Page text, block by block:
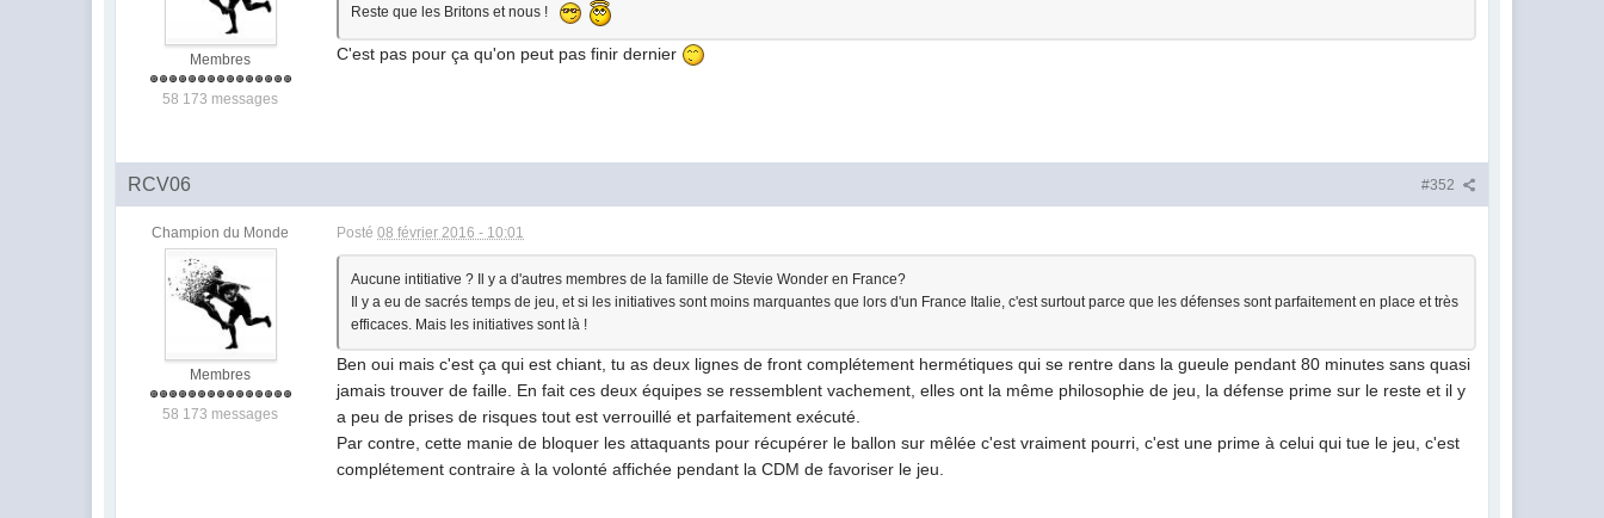
Membres
58 173 messages
Reste que les Britons et nous !
C'est pas pour ça qu'on peut pas finir dernier
#352
RCV06
Champion du Monde
Membres
58 173 messages
Posté08 février 2016 - 10:01
Aucune intitiative ? Il y a d'autres membres de la famille de Stevie Wonder en France?
Il y a eu de sacrés temps de jeu, et si les initiatives sont moins marquantes que lors d'un France Italie, c'est surtout parce que les défenses sont parfaitement en place et très
efficaces. Mais les initiatives sont là !
Ben oui mais c'est ça qui est chiant, tu as deux lignes de front complétement hermétiques qui se rentre dans la gueule pendant 80 minutes sans quasi
jamais trouver de faille. En fait ces deux équipes se ressemblent vachement, elles ont la même philosophie de jeu, la défense prime sur le reste et il y
a peu de prises de risques tout est verrouillé et parfaitement exécuté.
Par contre, cette manie de bloquer les attaquants pour récupérer le ballon sur mêlée c'est vraiment pourri, c'est une prime à celui qui tue le jeu, c'est
complétement contraire à la volonté affichée pendant la CDM de favoriser le jeu.